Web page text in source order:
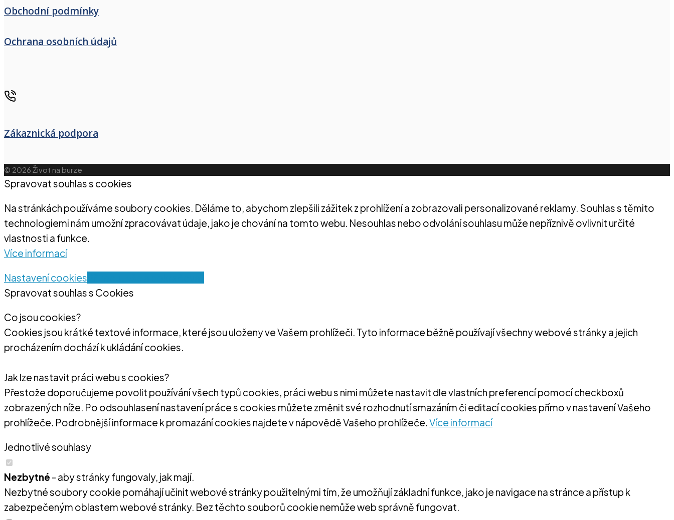
Obchodní podmínky
Ochrana osobních údajů
Zákaznická podpora
© 2026 Život na burze
Spravovat souhlas s cookies
Na stránkách používáme soubory cookies. Děláme to, abychom zlepšili zážitek z prohlížení a zobrazovali personalizované reklamy. Souhlas s těmito
technologiemi nám umožní zpracovávat údaje, jako je chování na tomto webu. Nesouhlas nebo odvolání souhlasu může nepříznivě ovlivnit určité
vlastnosti a funkce.
Více informací
Nastavení cookies
Spravovat souhlas s Cookies
Co jsou cookies?
Cookies jsou krátké textové informace, které jsou uloženy ve Vašem prohlížeči. Tyto informace běžně používají všechny webové stránky a jejich
procházením dochází k ukládání cookies.
Jak lze nastavit práci webu s cookies?
Přestože doporučujeme povolit používání všech typů cookies, práci webu s nimi můžete nastavit dle vlastních preferencí pomocí checkboxů
zobrazených níže. Po odsouhlasení nastavení práce s cookies můžete změnit své rozhodnutí smazáním či editací cookies přímo v nastavení Vašeho
prohlížeče. Podrobnější informace k promazání cookies najdete v nápovědě Vašeho prohlížeče.Více informací
Jednotlivé souhlasy
Nezbytné - aby stránky fungovaly, jak mají.
Nezbytné soubory cookie pomáhají učinit webové stránky použitelnými tím, že umožňují základní funkce, jako je navigace na stránce a přístup k
zabezpečeným oblastem webové stránky. Bez těchto souborů cookie nemůže web správně fungovat.